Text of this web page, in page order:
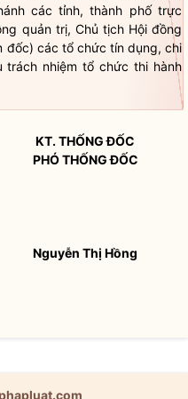
các tỉnh, thành phố trực
quản trị, Chủ tịch Hội đồng
đốc) các tổ chức tín dụng,chi
trách nhiệm tổ chức thi hành
KT. THỐNG ĐỐC
PHÓ THỐNG ĐỐC
Nguyễn Thị Hồng